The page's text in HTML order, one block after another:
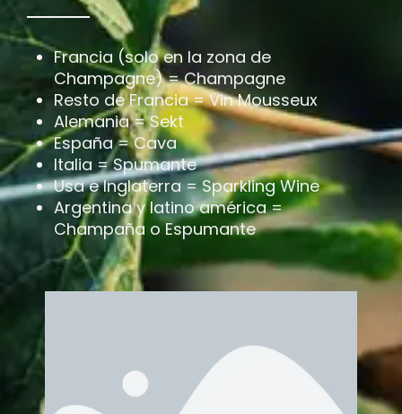
Francia (solo en la zona de
Champagne) = Champagne
Resto de Francia = Vin Mousseux
Alemania = Sekt
España = Cava
Italia = Spumante
Usa e Inglaterra = Sparkling Wine
Argentina y latino américa =
Champaña o Espumante